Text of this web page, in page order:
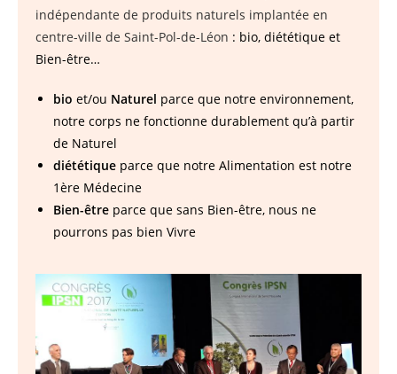
indépendante de produits naturels implantée en
centre-ville de Saint-Pol-de-Léon : bio, diététique et
Bien-être…
bio et/ou Naturel parce que notre environnement,
notre corps ne fonctionne durablement qu’à partir
de Naturel
diététique parce que notre Alimentation est notre
1ère Médecine
Bien-être parce que sans Bien-être, nous ne
pourrons pas bien Vivre